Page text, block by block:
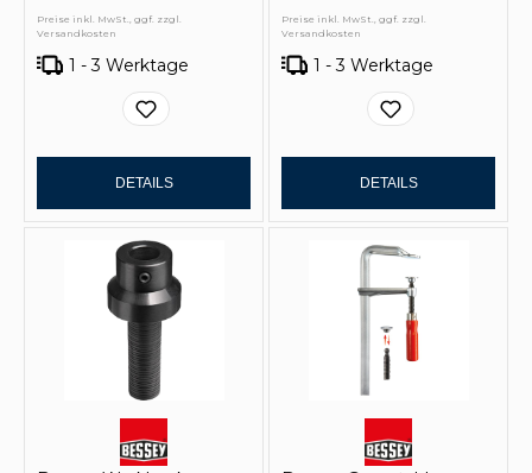
Preise inkl. MwSt., ggf. zzgl.
Versandkosten
1 - 3 Werktage
DETAILS
Preise inkl. MwSt., ggf. zzgl.
Versandkosten
1 - 3 Werktage
DETAILS